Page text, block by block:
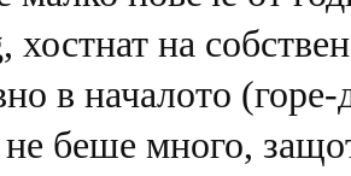
хостнат на
в началото
беше много,